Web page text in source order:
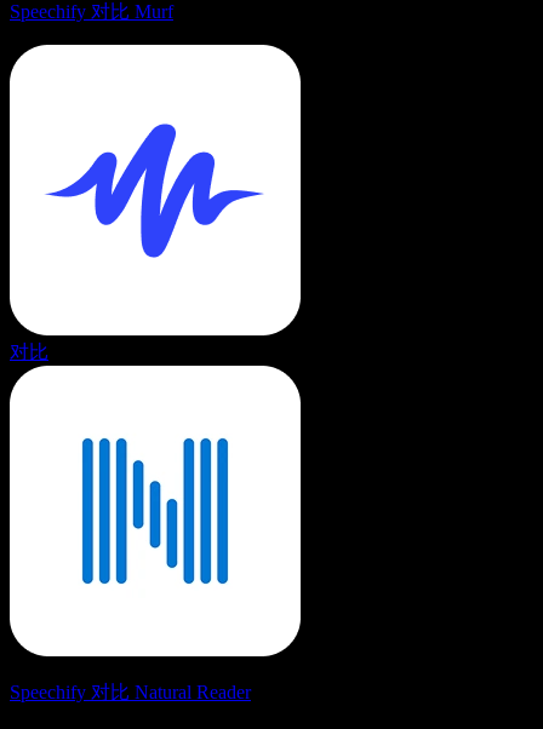
Speechify 对比 Murf
对比
Speechify 对比 Natural Reader